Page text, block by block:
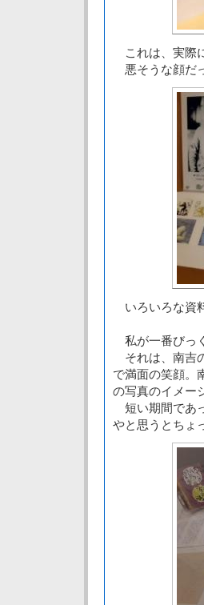
これは、実際
悪そうな顔だ
いろいろな資
私が一番びっ
それは、南吉
で満面の笑顔。
の写真のイメー
短い期間であ
やと思うとちょ